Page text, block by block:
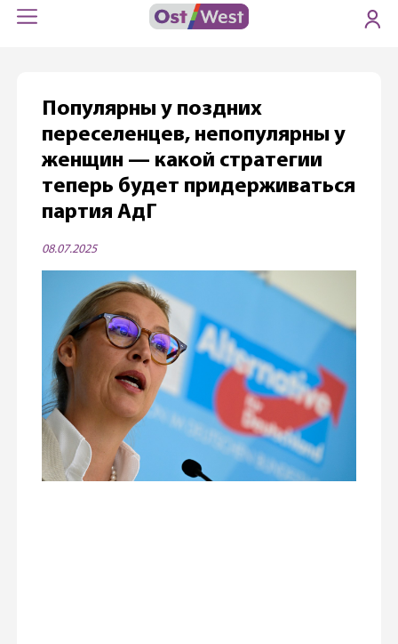
Популярны у поздних
переселенцев, непопулярны у
женщин — какой стратегии
теперь будет придерживаться
партия АдГ
08.07.2025